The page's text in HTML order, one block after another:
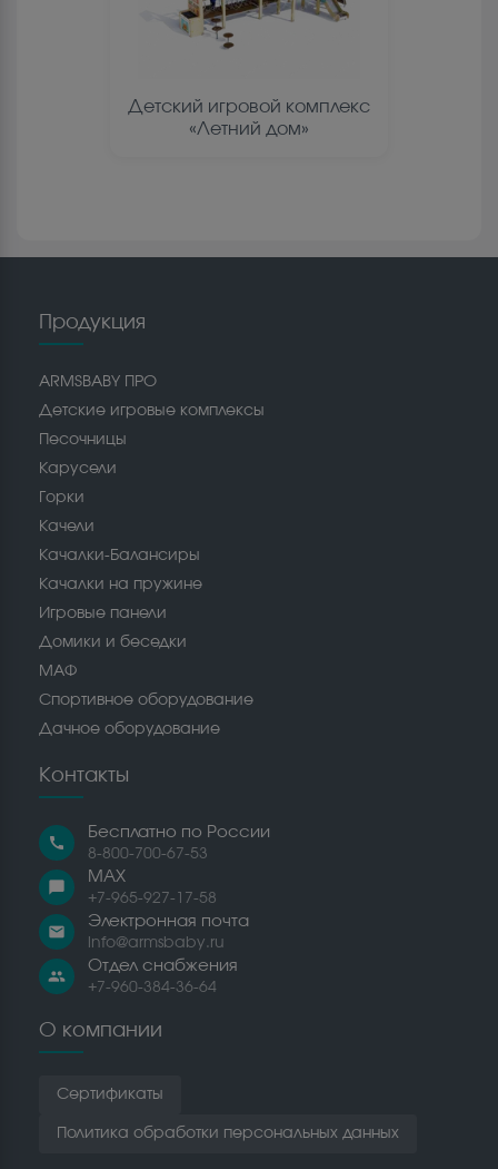
Детский игровой комплекс
«Летний дом»
Продукция
ARMSBABY ПРО
Детские игровые комплексы
Песочницы
Карусели
Горки
Качели
Качалки-Балансиры
Качалки на пружине
Игровые панели
Домики и беседки
МАФ
Спортивное оборудование
Дачное оборудование
Контакты
call
Бесплатно по России
8-800-700-67-53
chat_bubble
MAX
+7-965-927-17-58
email
Электронная почта
info@armsbaby.ru
people
Отдел снабжения
+7-960-384-36-64
О компании
Сертификаты
Политика обработки персональных данных